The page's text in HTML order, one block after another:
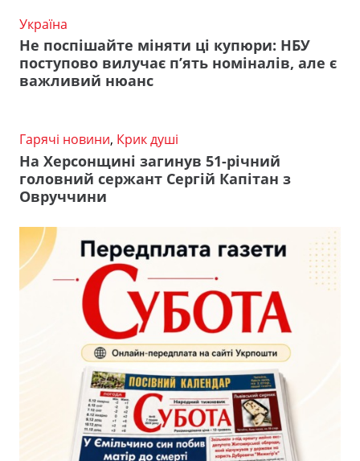
Україна
Не поспішайте міняти ці купюри: НБУ
поступово вилучає п’ять номіналів, але є
важливий нюанс
Гарячі новини, Крик душі
На Херсонщині загинув 51-річний
головний сержант Сергій Капітан з
Овруччини